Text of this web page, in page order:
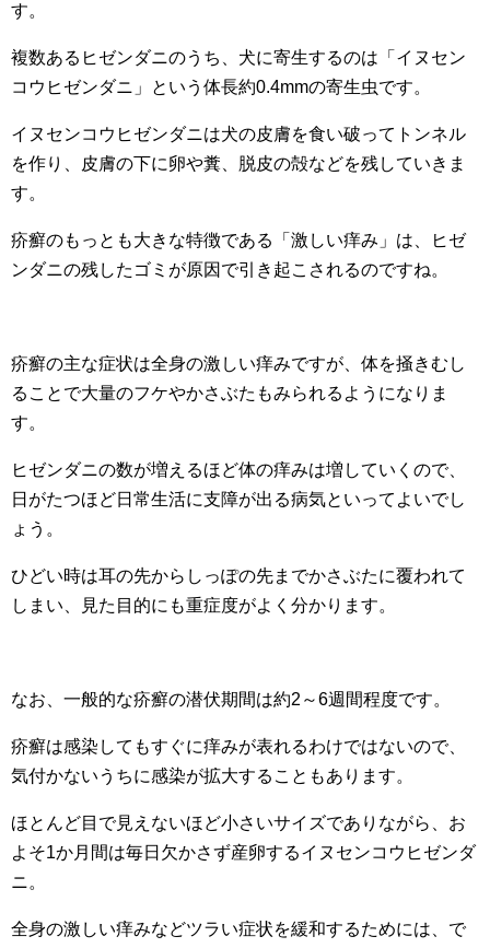
す。
複数あるヒゼンダニのうち、犬に寄生するのは「イヌセン
コウヒゼンダニ」という体長約0.4mmの寄生虫です。
イヌセンコウヒゼンダニは犬の皮膚を食い破ってトンネル
を作り、皮膚の下に卵や糞、脱皮の殻などを残していきま
す。
疥癬のもっとも大きな特徴である「激しい痒み」は、ヒゼ
ンダニの残したゴミが原因で引き起こされるのですね。
疥癬の主な症状は全身の激しい痒みですが、体を掻きむし
ることで大量のフケやかさぶたもみられるようになりま
す。
ヒゼンダニの数が増えるほど体の痒みは増していくので、
日がたつほど日常生活に支障が出る病気といってよいでし
ょう。
ひどい時は耳の先からしっぽの先までかさぶたに覆われて
しまい、見た目的にも重症度がよく分かります。
なお、一般的な疥癬の潜伏期間は約2～6週間程度です。
疥癬は感染してもすぐに痒みが表れるわけではないので、
気付かないうちに感染が拡大することもあります。
ほとんど目で見えないほど小さいサイズでありながら、お
よそ1か月間は毎日欠かさず産卵するイヌセンコウヒゼンダ
ニ。
全身の激しい痒みなどツラい症状を緩和するためには、で